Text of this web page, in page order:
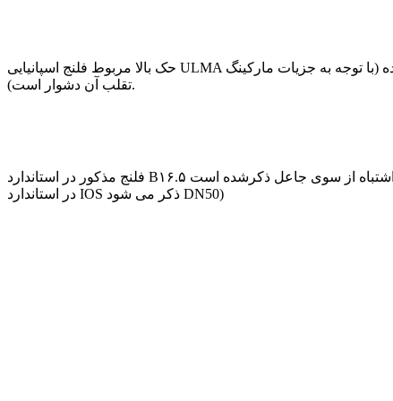
حک بالا مربوط فلنج اسپانیایی ULMA است. به مارکینگ دقت کنید در دو خط و دو استاندارد نوشته شده است این برند در بازار بسیار شناخته شده است و هنوز تقلبی آن دیده نشده (با توجه به جزیات مارکینگ
تقلب آن دشوار است).
فلنج مذکور در استاندارد B۱۶.۵ مارک شده است ولی سایز آن به جای اینکه مطابق استاندارد ذکر شود “۲ به اشتباه از سوی جاعل ذکرشده است DN2 که خود نشانه تقلبی بودن مارکینگ این فلنج است. (“۲ اینچ
در استاندارد IOS ذکر می شود DN50)